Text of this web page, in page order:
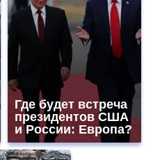
Где будет встреча
президентов США
и России: Европа?